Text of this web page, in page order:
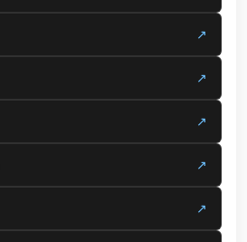
↗
↗
↗
↗
↗